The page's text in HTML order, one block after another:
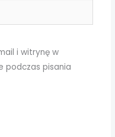
i witrynę w
podczas pisania